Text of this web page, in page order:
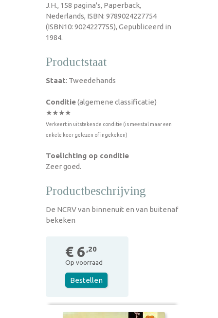
J.H., 158 pagina's, Paperback,
Nederlands, ISBN: 9789024227754
(ISBN10: 9024227755), Gepubliceerd in
1984.
Productstaat
Staat: Tweedehands
Conditie(algemene classificatie)
★★★★
Verkeert in uitstekende conditie (is meestal maar een
enkele keer gelezen of ingekeken)
Toelichting op conditie
Zeer goed.
Productbeschrijving
De NCRV van binnenuit en van buitenaf
bekeken
€ 6 ,20
Op voorraad
Bestellen